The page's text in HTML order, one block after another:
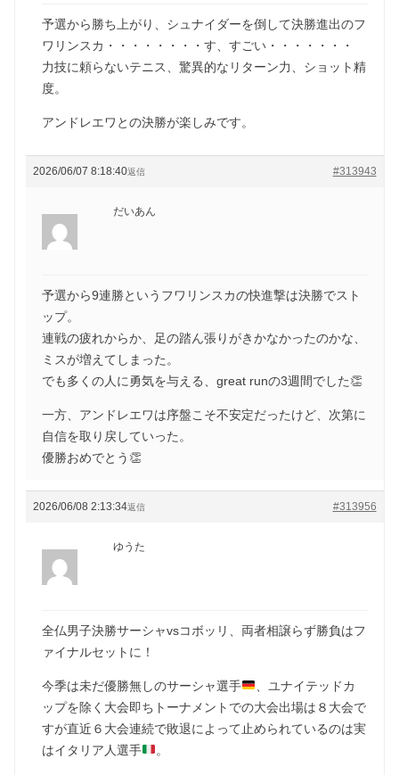
予選から勝ち上がり、シュナイダーを倒して決勝進出のフ
ワリンスカ・・・・・・・・す、すごい・・・・・・・
力技に頼らないテニス、驚異的なリターン力、ショット精
度。
アンドレエワとの決勝が楽しみです。
2026/06/07 8:18:40 #313943
返信
だいあん
予選から9連勝というフワリンスカの快進撃は決勝でスト
ップ。
連戦の疲れからか、足の踏ん張りがきかなかったのかな、
ミスが増えてしまった。
でも多くの人に勇気を与える、great runの3週間でした👏
一方、アンドレエワは序盤こそ不安定だったけど、次第に
自信を取り戻していった。
優勝おめでとう👏
2026/06/08 2:13:34 #313956
返信
ゆうた
全仏男子決勝サーシャvsコボッリ、両者相譲らず勝負はフ
ァイナルセットに！
今季は未だ優勝無しのサーシャ選手
、ユナイテッドカ
ップを除く大会即ちトーナメントでの大会出場は８大会で
すが直近６大会連続で敗退によって止められているのは実
はイタリア人選手
。